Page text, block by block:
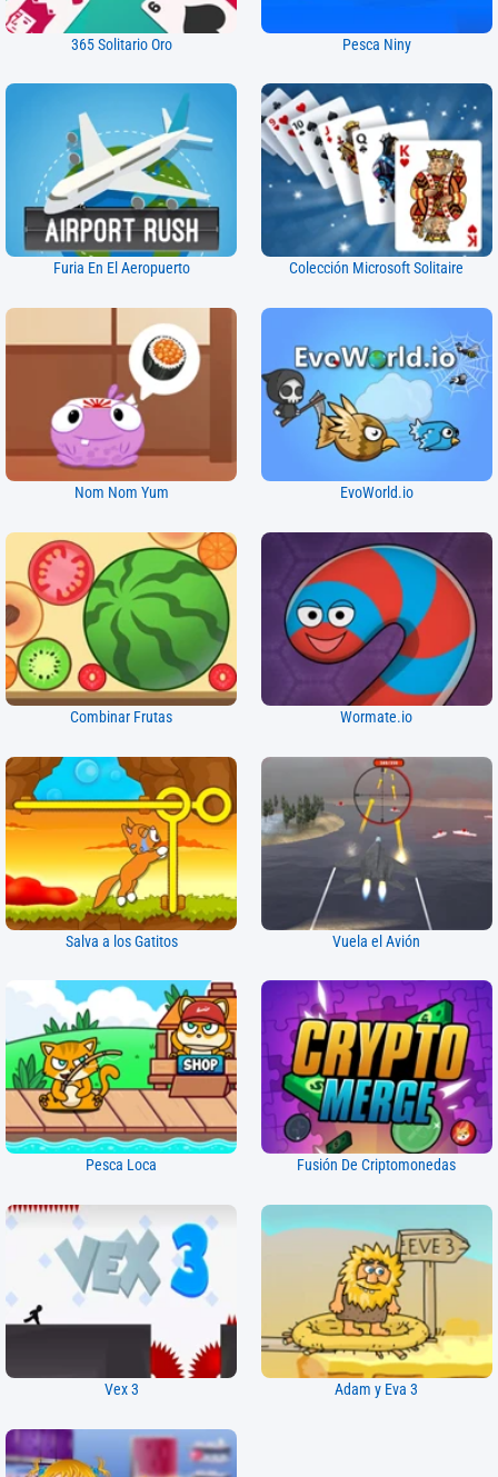
365 Solitario Oro Pesca Niny
Furia En El Aeropuerto Colección Microsoft Solitaire
Nom Nom Yum EvoWorld.io
Combinar Frutas Wormate.io
Salva a los Gatitos Vuela el Avión
Pesca Loca Fusión De Criptomonedas
Vex 3 Adam y Eva 3